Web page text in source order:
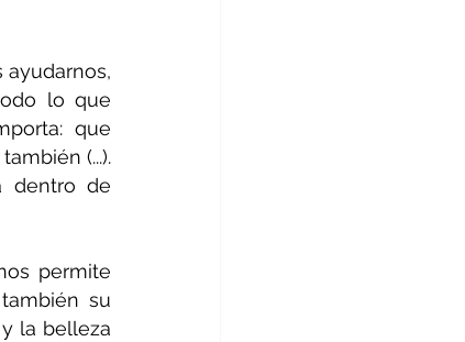
ayudarnos,
lo que
que
(...).
dentro de
permite
su
la belleza